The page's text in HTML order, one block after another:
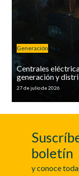
Generación
Centrales
generación y
27 de julio de 2026
boletín
y conoce